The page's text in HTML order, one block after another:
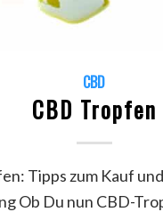
CBD
CBD Tropfen
Tipps zum Kauf
Ob Du nun CBD-